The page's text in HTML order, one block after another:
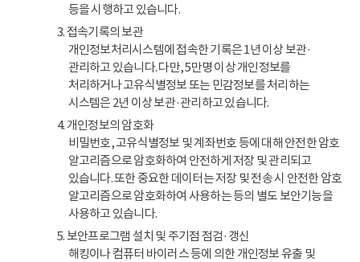
등을 시행하고 있습니다.
3. 접속기록의 보관
개인정보처리시스템에 접속한 기록은 1년 이상 보관·
관리하고 있습니다. 다만, 5만명 이상 개인정보를
처리하거나 고유식별정보 또는 민감정보를 처리하는
시스템은 2년 이상 보관·관리하고 있습니다.
4. 개인정보의 암호화
비밀번호, 고유식별정보 및 계좌번호 등에 대해 안전한 암호
알고리즘으로 암호화하여 안전하게 저장 및 관리되고
있습니다. 또한 중요한 데이터는 저장 및 전송 시 안전한 암호
알고리즘으로 암호화하여 사용하는 등의 별도 보안기능을
사용하고 있습니다.
5. 보안프로그램 설치 및 주기점 점검·갱신
해킹이나 컴퓨터 바이러스 등에 의한 개인정보 유출 및